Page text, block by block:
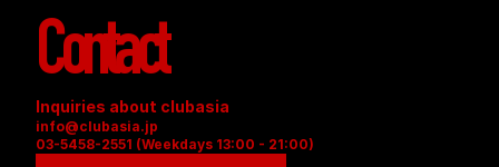
Contact
Inquiries about clubasia
info@clubasia.jp
03-5458-2551 (Weekdays 13:00 - 21:00)